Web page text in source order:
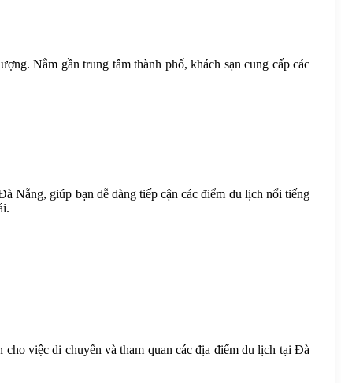
Nằm gần trung tâm thành phố, khách sạn cung cấp các
Nẵng, giúp bạn dễ dàng tiếp cận các điểm du lịch nổi tiếng
việc di chuyển và tham quan các địa điểm du lịch tại Đà